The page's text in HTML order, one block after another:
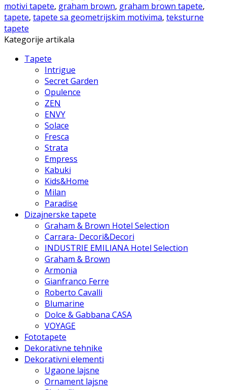
motivi tapete, graham brown, graham brown tapete,
tapete, tapete sa geometrijskim motivima, teksturne
tapete
Kategorije artikala
Tapete
Intrigue
Secret Garden
Opulence
ZEN
ENVY
Solace
Fresca
Strata
Empress
Kabuki
Kids&Home
Milan
Paradise
Dizajnerske tapete
Graham & Brown Hotel Selection
Carrara- Decori&Decori
INDUSTRIE EMILIANA Hotel Selection
Graham & Brown
Armonia
Gianfranco Ferre
Roberto Cavalli
Blumarine
Dolce & Gabbana CASA
VOYAGE
Fototapete
Dekorativne tehnike
Dekorativni elementi
Ugaone lajsne
Ornament lajsne